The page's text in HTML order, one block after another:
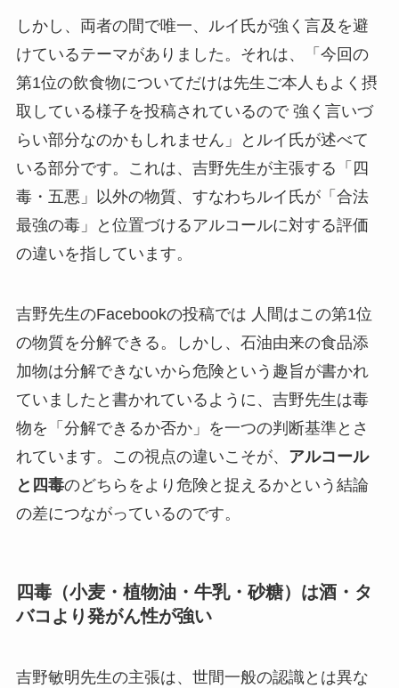
しかし、両者の間で唯一、ルイ氏が強く言及を避
けているテーマがありました。それは、「今回の
第1位の飲食物についてだけは先生ご本人もよく摂
取している様子を投稿されているので 強く言いづ
らい部分なのかもしれません」とルイ氏が述べて
いる部分です。これは、吉野先生が主張する「四
毒・五悪」以外の物質、すなわちルイ氏が「合法
最強の毒」と位置づけるアルコールに対する評価
の違いを指しています。
吉野先生のFacebookの投稿では 人間はこの第1位
の物質を分解できる。しかし、石油由来の食品添
加物は分解できないから危険という趣旨が書かれ
ていましたと書かれているように、吉野先生は毒
物を「分解できるか否か」を一つの判断基準とさ
れています。この視点の違いこそが、 アルコール
と四毒のどちらをより危険と捉えるかという結論
の差につながっているのです。
四毒（小麦・植物油・牛乳・砂糖）は酒・タ
バコより発がん性が強い
吉野敏明先生の主張は、世間一般の認識とは異な